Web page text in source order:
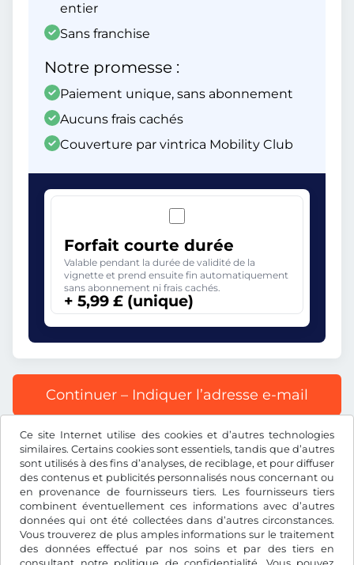
Ce site Internet utilise des cookies et d’autres technologies
similaires. Certains cookies sont essentiels, tandis que d’autres
sont utilisés à des fins d’analyses, de reciblage, et pour diffuser
des contenus et publicités personnalisés nous concernant ou
en provenance de fournisseurs tiers. Les fournisseurs tiers
combinent éventuellement ces informations avec d’autres
données qui ont été collectées dans d’autres circonstances.
Vous trouverez de plus amples informations sur le traitement
des données effectué par nos soins et par des tiers en
entier
Sans franchise
Notre promesse :
Paiement unique, sans abonnement
Aucuns frais cachés
Couverture par vintrica Mobility Club
Forfait courte durée
Valable pendant la durée de validité de la
vignette et prend ensuite fin automatiquement
sans abonnement ni frais cachés.
+ 5,99 £ (unique)
Continuer – Indiquer l’adresse e-mail
Tous les prix s’entendent TVA incluse.
£GBP